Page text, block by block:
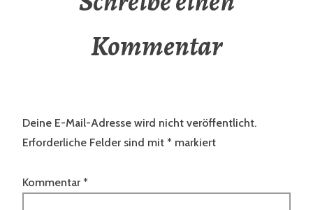
Kommentar
Deine E-Mail-Adresse wird nicht veröffentlicht.
Erforderliche Felder sind mit * markiert
Kommentar *